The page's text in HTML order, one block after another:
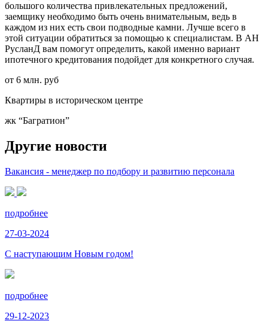
большого количества привлекательных предложений,
заемщику необходимо быть очень внимательным, ведь в
каждом из них есть свои подводные камни. Лучше всего в
этой ситуации обратиться за помощью к специалистам. В АН
РусланД вам помогут определить, какой именно вариант
ипотечного кредитования подойдет для конкретного случая.
от 6 млн. руб
Квартиры в историческом центре
жк “Багратион”
Другие новости
Вакансия - менеджер по подбору и развитию персонала
подробнее
27-03-2024
С наступающим Новым годом!
подробнее
29-12-2023